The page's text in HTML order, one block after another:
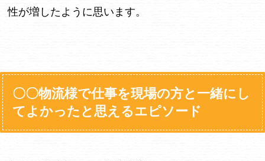
性が増したように思います。
〇〇物流様で仕事を現場の方と一緒にし
てよかったと思えるエピソード